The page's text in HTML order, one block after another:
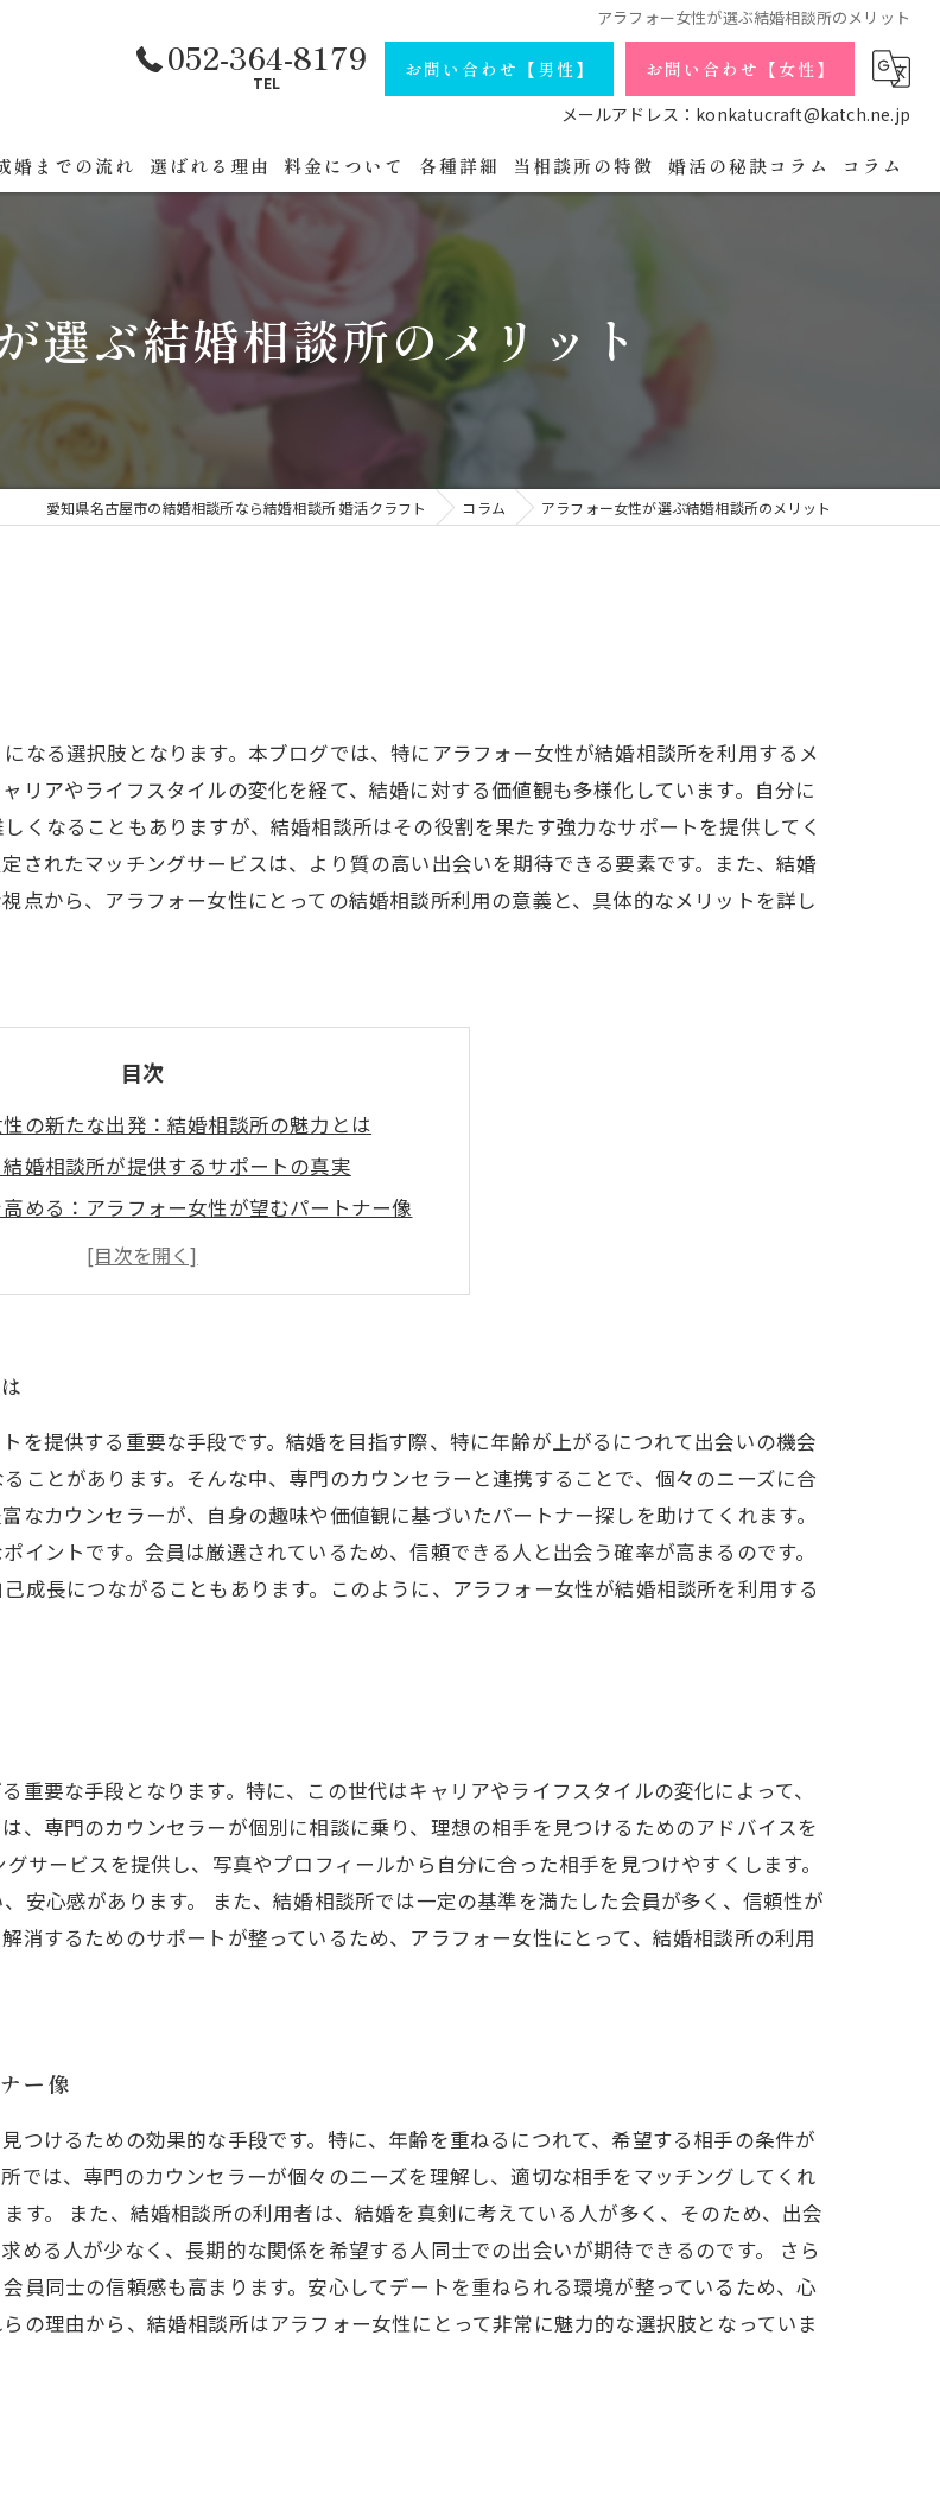
アラフォー女性が選ぶ結婚相談所のメリット
052-364-8179
TEL
お問い合わせ【男性】
お問い合わせ【女性】
メールアドレス：konkatucraft@katch.ne.jp
婚までの流れ 選ばれる理由 料金について
公務員・官公庁コースの詳細
各種詳細
会員データ
婚活パーティの流れ
プライバシーポリシー
無料相談・お問い合わせ【女性】
当相談所の特徴
バツイチ
アラフォー
婚活の秘訣コラム コラム
選ぶ結婚相談所のメリット
愛知県名古屋市の結婚相談所なら結婚相談所 婚活クラフト コラム アラフォー女性が選ぶ結婚相談所のメリット
なる選択肢となります。本ブログでは、特にアラフォー女性が結婚相談所を利用するメ
リアやライフスタイルの変化を経て、結婚に対する価値観も多様化しています。自分に
くなることもありますが、結婚相談所はその役割を果たす強力なサポートを提供してく
されたマッチングサービスは、より質の高い出会いを期待できる要素です。また、結婚
点から、アラフォー女性にとっての結婚相談所利用の意義と、具体的なメリットを詳し
目次
の新たな出発：結婚相談所の魅力とは
婚相談所が提供するサポートの真実
める：アラフォー女性が望むパートナー像
バイスで見えてきた、婚活成功の秘訣
つけた真実の愛：結婚相談所体験談
から学ぶ、人生の次のステージへ進むために
を提供する重要な手段です。結婚を目指す際、特に年齢が上がるにつれて出会いの機会
ことがあります。そんな中、専門のカウンセラーと連携することで、個々のニーズに合
なカウンセラーが、自身の趣味や価値観に基づいたパートナー探しを助けてくれます。
イントです。会員は厳選されているため、信頼できる人と出会う確率が高まるのです。
成長につながることもあります。このように、アラフォー女性が結婚相談所を利用する
要な手段となります。特に、この世代はキャリアやライフスタイルの変化によって、
、専門のカウンセラーが個別に相談に乗り、理想の相手を見つけるためのアドバイスを
サービスを提供し、写真やプロフィールから自分に合った相手を見つけやすくします。
安心感があります。 また、結婚相談所では一定の基準を満たした会員が多く、信頼性が
消するためのサポートが整っているため、アラフォー女性にとって、結婚相談所の利用
ー像
つけるための効果的な手段です。特に、年齢を重ねるにつれて、希望する相手の条件が
では、専門のカウンセラーが個々のニーズを理解し、適切な相手をマッチングしてくれ
す。 また、結婚相談所の利用者は、結婚を真剣に考えている人が多く、そのため、出会
める人が少なく、長期的な関係を希望する人同士での出会いが期待できるのです。 さら
員同士の信頼感も高まります。安心してデートを重ねられる環境が整っているため、心
の理由から、結婚相談所はアラフォー女性にとって非常に魅力的な選択肢となっていま